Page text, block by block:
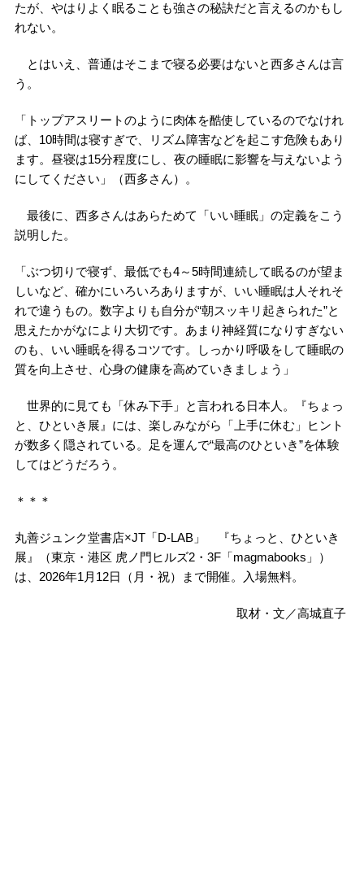
たが、やはりよく眠ることも強さの秘訣だと言えるのかもし
れない。
とはいえ、普通はそこまで寝る必要はないと西多さんは言
う。
「トップアスリートのように肉体を酷使しているのでなけれ
ば、10時間は寝すぎで、リズム障害などを起こす危険もあり
ます。昼寝は15分程度にし、夜の睡眠に影響を与えないよう
にしてください」（西多さん）。
最後に、西多さんはあらためて「いい睡眠」の定義をこう
説明した。
「ぶつ切りで寝ず、最低でも4～5時間連続して眠るのが望ま
しいなど、確かにいろいろありますが、いい睡眠は人それそ
れで違うもの。数字よりも自分が“朝スッキリ起きられた”と
思えたかがなにより大切です。あまり神経質になりすぎない
のも、いい睡眠を得るコツです。しっかり呼吸をして睡眠の
質を向上させ、心身の健康を高めていきましょう」
世界的に見ても「休み下手」と言われる日本人。『ちょっ
と、ひといき展』には、楽しみながら「上手に休む」ヒント
が数多く隠されている。足を運んで“最高のひといき”を体験
してはどうだろう。
＊＊＊
丸善ジュンク堂書店×JT「D-LAB」 『ちょっと、ひといき
展』（東京・港区 虎ノ門ヒルズ2・3F「magmabooks」）
は、2026年1月12日（月・祝）まで開催。入場無料。
取材・文／高城直子